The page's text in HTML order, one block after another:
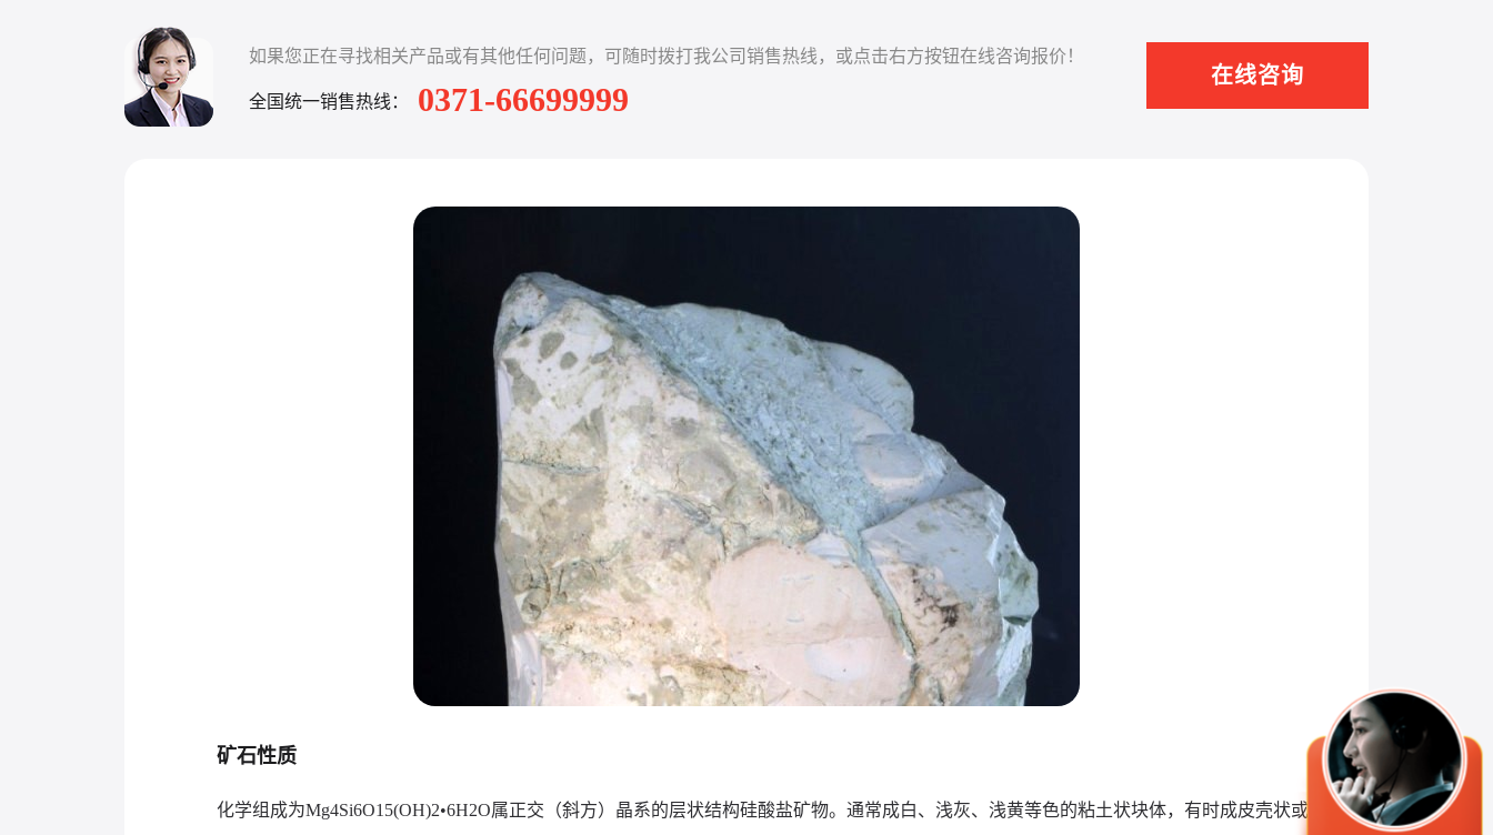
如果您正在寻找相关产品或有其他任何问题，可随时拨打我公司销售热线，或点击右方按钮在线咨询报价！
全国统一销售热线： 0371-66699999
在线咨询
矿石性质
化学组成为Mg4Si6O15(OH)2•6H2O属正交（斜方）晶系的层状结构硅酸盐矿物。通常成白、浅灰、浅黄等色的粘土状块体，有时成皮壳状或